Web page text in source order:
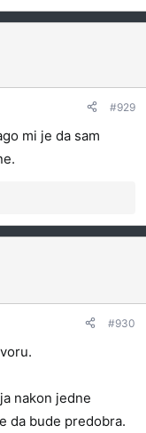
#929
mi je da sam
#930
nakon jedne
da bude predobra.